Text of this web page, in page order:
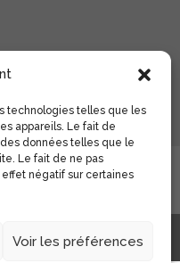
technologies telles que les
appareils. Le fait de
données telles que le
Le fait de ne pas
négatif sur certaines
Voir les préférences